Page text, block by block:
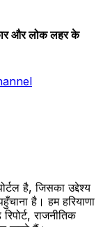
और लोक लहर के
है, जिसका उद्देश्य
है। हम हरियाणा